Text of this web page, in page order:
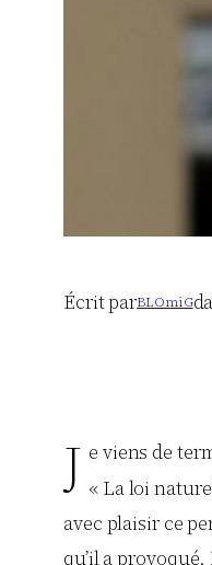
Écrit parBLOmiG
J e viens de
« La loi
avec plaisir ce
qu’il a